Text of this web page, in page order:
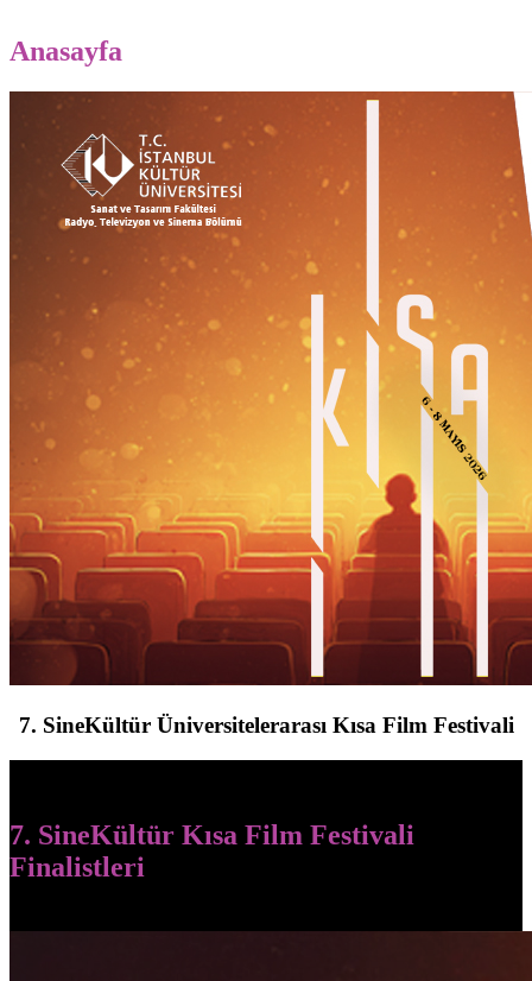
Anasayfa
7. SineKültür Üniversitelerarası Kısa Film Festivali
7. SineKültür Kısa Film Festivali
Finalistleri